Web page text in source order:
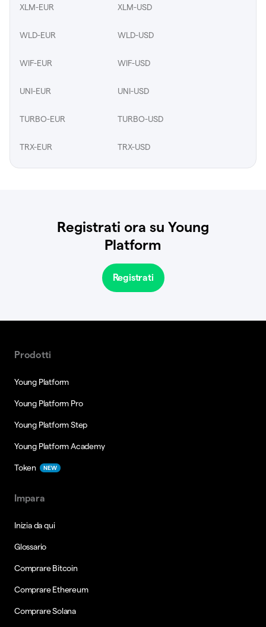
XLM-EUR XLM-USD
WLD-EUR WLD-USD
WIF-EUR WIF-USD
UNI-EUR UNI-USD
TURBO-EUR TURBO-USD
TRX-EUR TRX-USD
Registrati ora su Young
Platform
Registrati
Prodotti
Young Platform
Young Platform Pro
Young Platform Step
Young Platform Academy
Token NEW
Impara
Inizia da qui
Glossario
Comprare Bitcoin
Comprare Ethereum
Comprare Solana